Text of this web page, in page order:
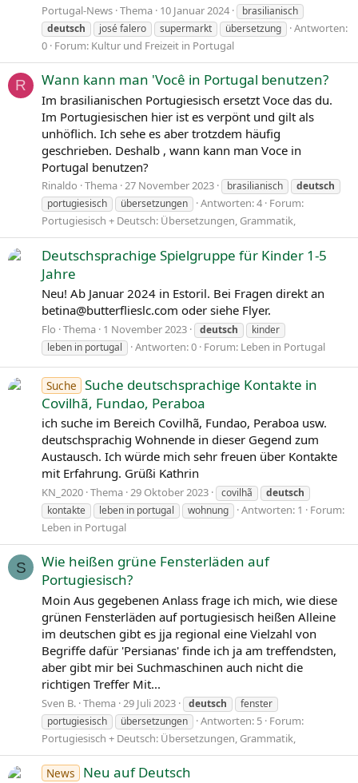
Portugal-News Thema 10 Januar 2024
brasilianisch
deutsch
josé falero supermarkt übersetzung
Antworten:
0 Forum: Kultur und Freizeit in Portugal
R Wann kann man 'Você in Portugal benutzen?
Im brasilianischen Portugiesisch ersetzt Voce das du.
Im Portugiesischen hier ist es verpönt und gilt als
unhöflich. Ich sehe es aber trotzdem häufig
geschrieben. Deshalb , wann kann man Voce in
Portugal benutzen?
Rinaldo Thema 27 November 2023 brasilianisch
deutsch
portugiesisch
übersetzungen Antworten: 4 Forum:
Portugiesisch + Deutsch: Übersetzungen, Grammatik,
Deutschsprachige Spielgruppe für Kinder 1-5
Jahre
Neu! Ab Januar 2024 in Estoril. Bei Fragen direkt an
betina@butterflieslc.com oder siehe Flyer.
Flo Thema 1 November 2023 deutsch
kinder
leben in portugal
Antworten: 0 Forum: Leben in Portugal
Suche Suche deutschsprachige Kontakte in
Covilhã, Fundao, Peraboa
ich suche im Bereich Covilhã, Fundao, Peraboa usw.
deutschsprachig Wohnende in dieser Gegend zum
Austausch. Ich würde mich sehr freuen über Kontakte
mit Erfahrung. Grüßi Kathrin
KN_2020 Thema 29 Oktober 2023 covilhã
deutsch
kontakte
leben in portugal wohnung Antworten: 1
Forum:
Leben in Portugal
S
Wie heißen grüne Fensterläden auf
Portugiesisch?
Moin Aus gegebenen Anlass frage ich mich, wie diese
grünen Fensterläden auf portugiesisch heißen Alleine
im deutschen gibt es jja regional eine Vielzahl von
Begriffe dafür 'Persianas' finde ich ja am treffendsten,
aber gibt mir bei Suchmaschinen auch nicht die
richtigen Treffer Mit...
Sven B. Thema 29 Juli 2023 deutsch
fenster
portugiesisch
übersetzungen Antworten: 5 Forum:
Portugiesisch + Deutsch: Übersetzungen, Grammatik,
News Neu auf Deutsch